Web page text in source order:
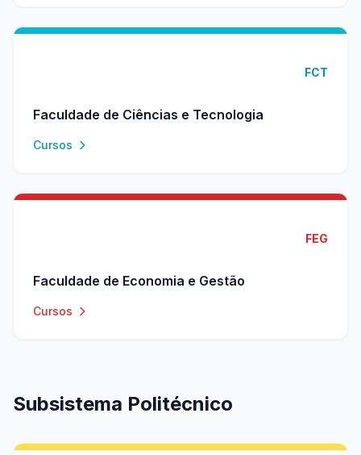
FCT
Faculdade de Ciências e Tecnologia
Cursos
FEG
Faculdade de Economia e Gestão
Cursos
Subsistema Politécnico